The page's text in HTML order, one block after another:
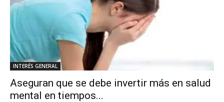
INTERÉS GENERAL
Aseguran que se debe invertir más en salud
mental en tiempos...